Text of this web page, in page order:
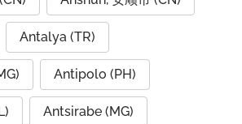
Antalya (TR)
Antipolo (PH)
Antsirabe (MG)